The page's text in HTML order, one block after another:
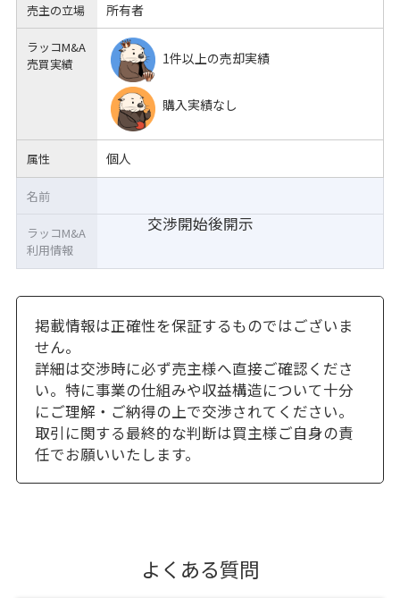
売主の立場 所有者
ラッコM&A
売買実績
1件以上の売却実績
購入実績なし
属性 個人
交渉開始後開示
名前
ラッコM&A
利用情報
掲載情報は正確性を保証するものではございま
せん。
詳細は交渉時に必ず売主様へ直接ご確認くださ
い。特に事業の仕組みや収益構造について十分
にご理解・ご納得の上で交渉されてください。
取引に関する最終的な判断は買主様ご自身の責
任でお願いいたします。
よくある質問